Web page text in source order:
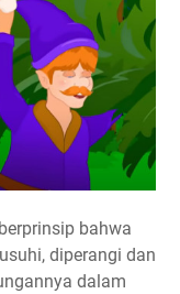
bahwa
diperangi dan
dalam